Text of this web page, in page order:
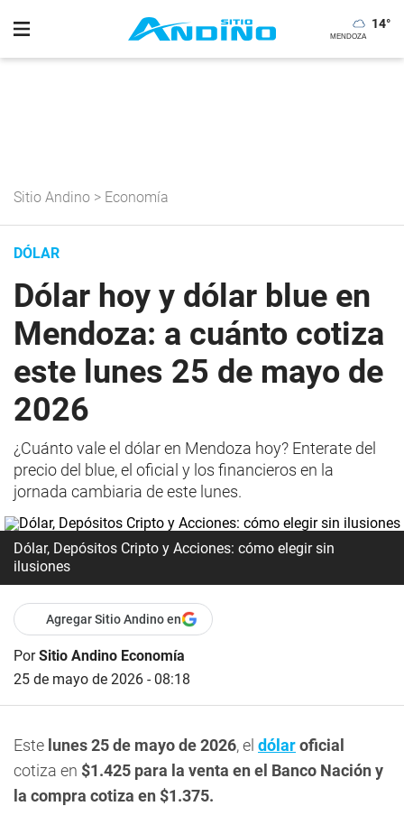
14°
Sitio Andino > Economía
DÓLAR
Dólar hoy y dólar blue en
Mendoza: a cuánto cotiza
este lunes 25 de mayo de
2026
¿Cuánto vale el dólar en Mendoza hoy? Enterate del
precio del blue, el oficial y los financieros en la
jornada cambiaria de este lunes.
Dólar, Depósitos Cripto y Acciones: cómo elegir sin
ilusiones
Agregar Sitio Andino en
PorSitio Andino Economía
25 de mayo de 2026 - 08:18
Este lunes 25 de mayo de 2026, el dólaroficial
cotiza en $1.425 para la venta en el Banco Nación y
la compra cotiza en $1.375.